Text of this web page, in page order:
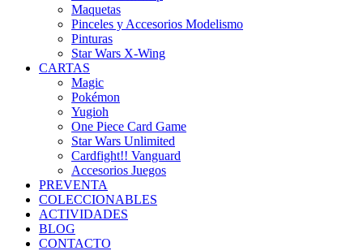
Maquetas
Pinceles y Accesorios Modelismo
Pinturas
Star Wars X-Wing
CARTAS
Magic
Pokémon
Yugioh
One Piece Card Game
Star Wars Unlimited
Cardfight!! Vanguard
Accesorios Juegos
PREVENTA
COLECCIONABLES
ACTIVIDADES
BLOG
CONTACTO